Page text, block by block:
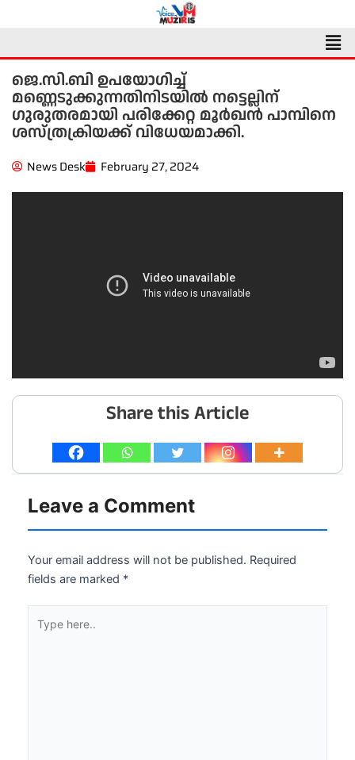
ജെ.സി.ബി ഉപയോഗിച്ച്
മണ്ണെടുക്കുന്നതിനിടയിൽ നട്ടെല്ലിന്
ഗുരുതരമായി പരിക്കേറ്റ മൂർഖൻ പാമ്പിനെ
ശസ്ത്രക്രിയക്ക് വിധേയമാക്കി.
News Desk February 27, 2024
Share this Article
Leave a Comment
Your email address will not be published. Required
fields are marked *
here..